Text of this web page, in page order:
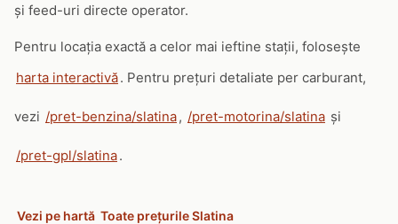
și feed-uri directe operator.
Pentru locația exactă a celor mai ieftine stații, folosește
harta interactivă. Pentru prețuri detaliate per carburant,
vezi /pret-benzina/slatina, /pret-motorina/slatina și
/pret-gpl/slatina.
Vezi pe hartă Toate prețurile Slatina